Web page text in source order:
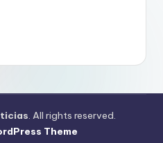
. All rights reserved.
Theme